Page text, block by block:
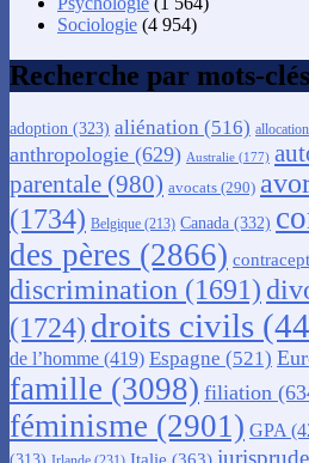
Sociologie (4 954)
Recherche par mots-clés
adoption (323) aliénation (516)
anthropologie (629) Australie (177)
parentale (980) avocats (290)
(1734) Belgique (213) Canada (332)
des pères (2866)
discrimination (1691)
(1724) droits civils
de l’homme (419) Espagne (521)
famille (3098) filiation
féminisme (2901) GPA